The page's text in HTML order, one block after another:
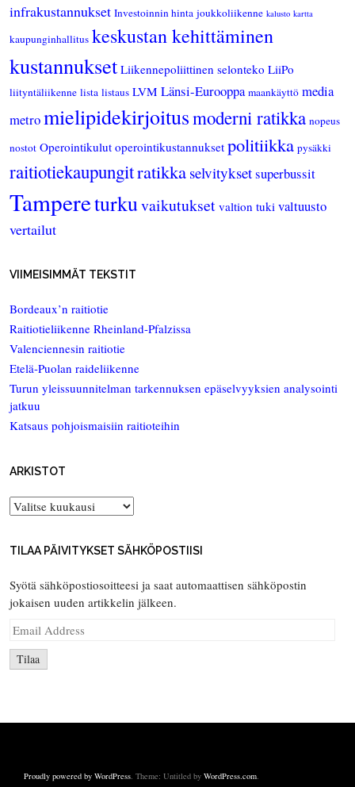
infrakustannukset Investoinnin hinta joukkoliikenne kalusto kartta
kaupunginhallitus keskustan kehittäminen
kustannukset Liikennepoliittinen selonteko LiiPo
liityntäliikenne lista listaus LVM Länsi-Eurooppa maankäyttö media
metromielipidekirjoitusmoderni ratikka nopeus
nostot Operointikulut operointikustannukset politiikka pysäkki
raitiotiekaupungitratikka selvityksetsuperbussit
Tampereturkuvaikutukset valtion tuki valtuusto
vertailut
VIIMEISIMMÄT TEKSTIT
Bordeaux’n raitiotie
Raitiotieliikenne Rheinland-Pfalzissa
Valenciennesin raitiotie
Etelä-Puolan raideliikenne
Turun yleissuunnitelman tarkennuksen epäselvyyksien analysointi
jatkuu
Katsaus pohjoismaisiin raitioteihin
ARKISTOT
Arkistot
TILAA PÄIVITYKSET SÄHKÖPOSTIISI
Syötä sähköpostiosoitteesi ja saat automaattisen sähköpostin
jokaisen uuden artikkelin jälkeen.
Email
Tilaa
Proudly powered by WordPress . Theme: Untitled by WordPress.com